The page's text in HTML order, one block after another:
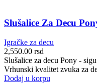
Slušalice Za Decu
Igračke za decu
2,550.00 rsd
Slušalice za decu Pony -
Vrhunski kvalitet zvuka za
Dodaj u korpu